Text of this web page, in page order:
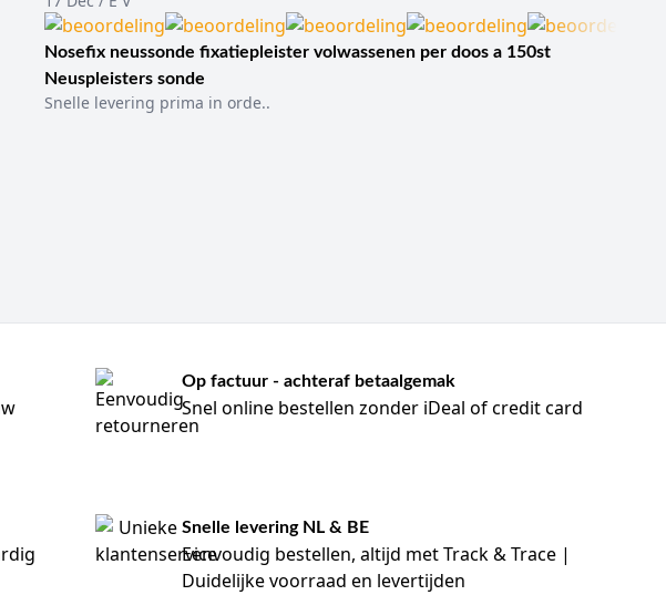
Nosefix neussonde fixatiepleister volwassenen per doos a 150st
Neuspleisters sonde
Snelle levering prima in orde..
Op factuur - achteraf betaalgemak
Snel online bestellen zonder iDeal of credit card
Snelle levering NL & BE
Eenvoudig bestellen, altijd met Track & Trace |
Duidelijke voorraad en levertijden